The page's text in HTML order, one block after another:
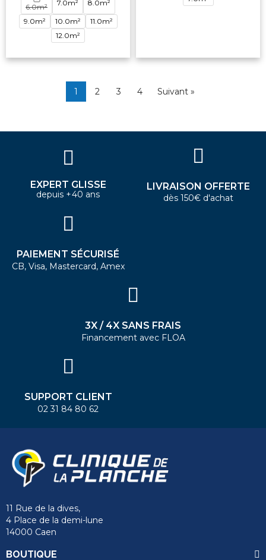
6.0m² 7.0m² 8.0m²
9.0m² 10.0m²
11.0m²
12.0m²
1 2 3 4 Suivant »
EXPERT GLISSE
depuis +40 ans
LIVRAISON OFFERTE
dès 150€ d'achat
PAIEMENT SÉCURISÉ
CB, Visa, Mastercard, Amex
3X / 4X SANS FRAIS
Financement avec FLOA
SUPPORT CLIENT
02 31 84 80 62
11 Rue de la dives,
4 Place de la demi-lune
14000 Caen
BOUTIQUE